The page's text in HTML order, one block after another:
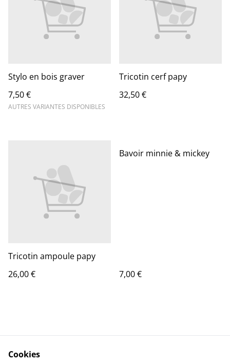
Stylo en bois graver
7,50 €
AUTRES VARIANTES DISPONIBLES
Tricotin cerf papy
32,50 €
Tricotin ampoule papy
26,00 €
Bavoir minnie & mickey
7,00 €
Cookies